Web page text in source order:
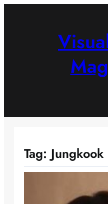
Tag: Jungkook